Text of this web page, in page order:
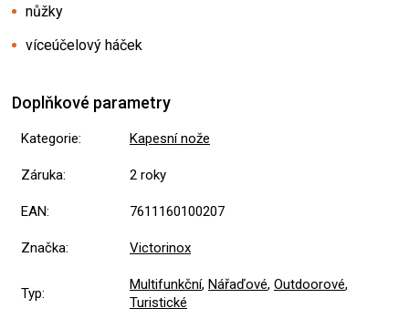
nůžky
víceúčelový háček
Doplňkové parametry
Kategorie: Kapesní nože
Záruka: 2 roky
EAN: 7611160100207
Značka: Victorinox
Typ:
Multifunkční, Nářaďové, Outdoorové,
Turistické